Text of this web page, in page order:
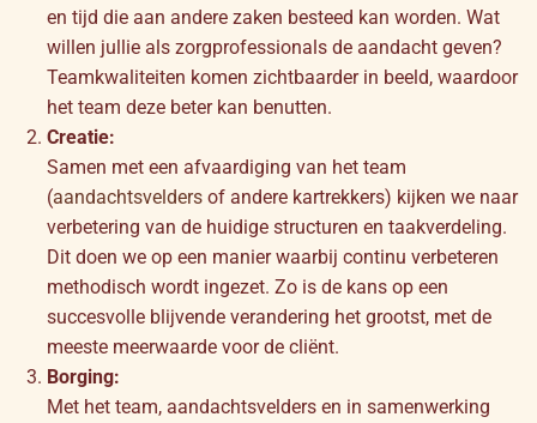
en tijd die aan andere zaken besteed kan worden. Wat
willen jullie als zorgprofessionals de aandacht geven?
Teamkwaliteiten komen zichtbaarder in beeld, waardoor
het team deze beter kan benutten.
Creatie:
Samen met een afvaardiging van het team
(aandachtsvelders of andere kartrekkers) kijken we naar
verbetering van de huidige structuren en taakverdeling.
Dit doen we op een manier waarbij continu verbeteren
methodisch wordt ingezet. Zo is de kans op een
succesvolle blijvende verandering het grootst, met de
meeste meerwaarde voor de cliënt.
Borging:
Met het team, aandachtsvelders en in samenwerking